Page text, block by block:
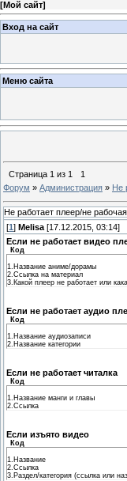
[Мой сайт]
Вход на сайт
Меню сайта
Страница 1 из 1
1
Форум » Администрация » Не
Не работает плеер/не
[1 ] Melisa [17.12.2015, 03:14]
Если не работает видео
Код
1.Название аниме/дорамы
2.Ссылка на материал
3.Какой плеер не работает или
Если не работает аудио
Код
1.Название аудиозаписи
2.Название категории
Если не работает читалка
Код
1.Название манги и главы
2.Ссылка
Если изъято видео
Код
1.Название
2.Ссылка
3.Раздел/категория (ссылка или